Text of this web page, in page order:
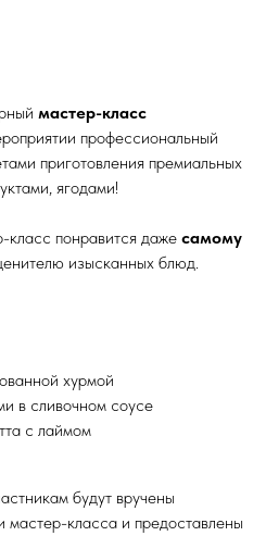
мастер-класс
профессиональный
приготовления премиальных
ягодами!
понравится даже самому
изысканных блюд.
хурмой
в сливочном соусе
с лаймом
будут вручены
мастер-класса и предоставлены